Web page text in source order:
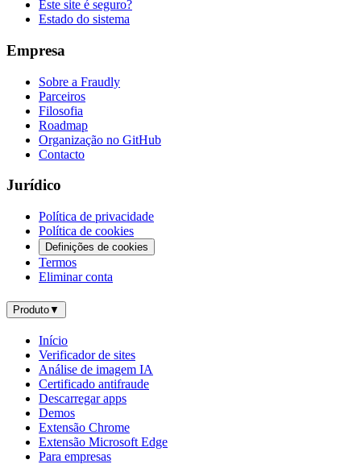
Este site é seguro?
Estado do sistema
Empresa
Sobre a Fraudly
Parceiros
Filosofia
Roadmap
Organização no GitHub
Contacto
Jurídico
Política de privacidade
Política de cookies
Definições de cookies
Termos
Eliminar conta
Produto▼
Início
Verificador de sites
Análise de imagem IA
Certificado antifraude
Descarregar apps
Demos
Extensão Chrome
Extensão Microsoft Edge
Para empresas